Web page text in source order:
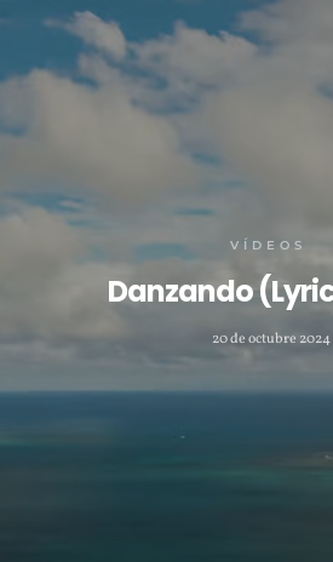
VÍDEOS
Danzando
20 de octubre 2024